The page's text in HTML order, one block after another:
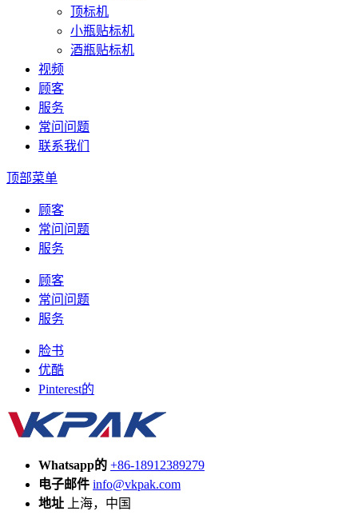
顶标机
小瓶贴标机
酒瓶贴标机
视频
顾客
服务
常问问题
联系我们
顶部菜单
顾客
常问问题
服务
顾客
常问问题
服务
脸书
优酷
Pinterest的
Whatsapp的 +86-18912389279
电子邮件 info@vkpak.com
地址 上海，中国